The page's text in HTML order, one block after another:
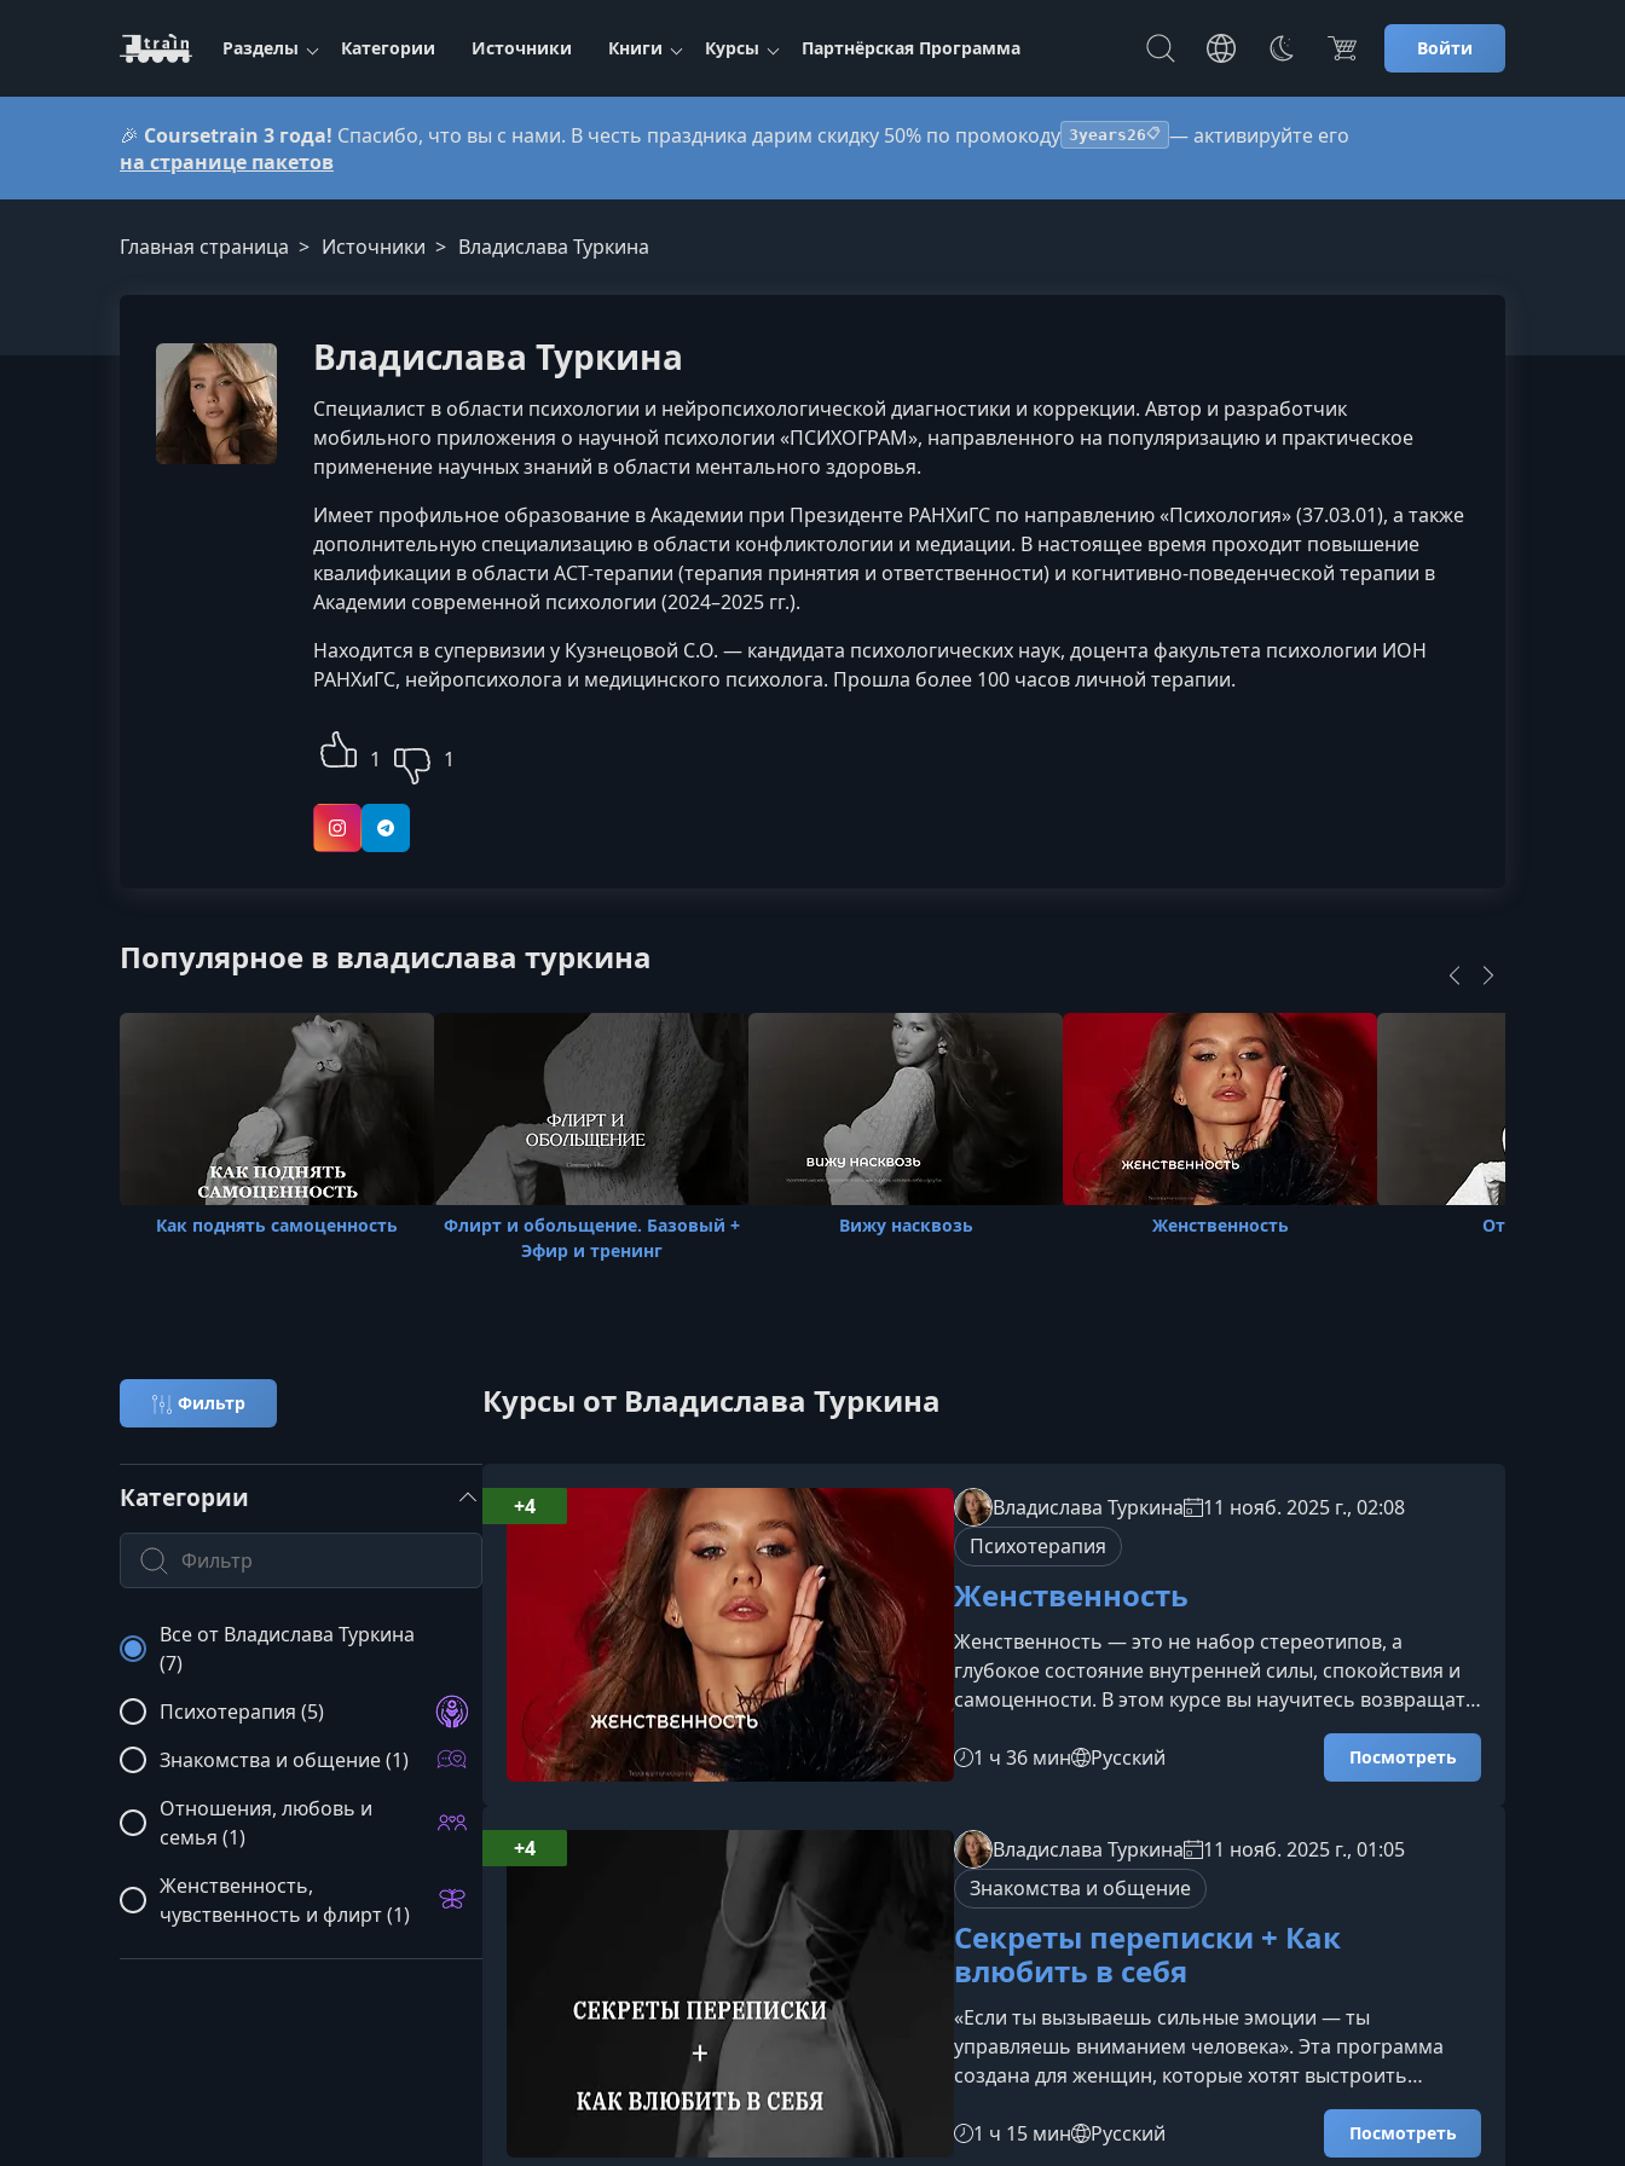
Разделы Категории Источники Книги Курсы Партнёрская Программа Войти
🎉 Coursetrain 3 года! Спасибо, что вы с нами. В честь праздника дарим скидку 50% по промокоду 3years26📋 — активируйте его
на странице пакетов
Главная страница Источники Владислава Туркина
Владислава Туркина
Специалист в области психологии и нейропсихологической диагностики и коррекции. Автор и разработчик
мобильного приложения о научной психологии «ПСИХОГРАМ», направленного на популяризацию и практическое
применение научных знаний в области ментального здоровья.
Имеет профильное образование в Академии при Президенте РАНХиГС по направлению «Психология» (37.03.01), а также
дополнительную специализацию в области конфликтологии и медиации. В настоящее время проходит повышение
квалификации в области ACT-терапии (терапия принятия и ответственности) и когнитивно-поведенческой терапии в
Академии современной психологии (2024–2025 гг.).
Находится в супервизии у Кузнецовой С.О. — кандидата психологических наук, доцента факультета психологии ИОН
РАНХиГС, нейропсихолога и медицинского психолога. Прошла более 100 часов личной терапии.
1 1
InstagramTelegram
Популярное в владислава туркина
Как поднять самоценность
Флирт и обольщение. Базовый +
Эфир и тренинг
Вижу насквозь Женственность Отношения
Фильтр Курсы от Владислава Туркина
Категории
Поиск по категории
Все от Владислава Туркина
(7)
Психотерапия (5)
Знакомства и общение (1)
Отношения, любовь и
семья (1)
Женственность,
чувственность и флирт (1)
Владислава Туркина
11 нояб. 2025 г., 02:08
Психотерапия
Женственность
Женственность — это не набор стереотипов, а
глубокое состояние внутренней силы, спокойствия и
самоценности. В этом курсе вы научитесь возвращать
опору в себя, слышать свои желания и выстраивать
отношения без страха, вины и зависимости.Для кого
предназначена программаКурс подойдёт тем, кто
ощущает потерю связи с собой. Он будет особенно
полезен, если вы: зависите от оценки партнёра или
окружающих;
1 ч 36 мин Русский Посмотреть
+4
Владислава Туркина
11 нояб. 2025 г., 01:05
Знакомства и общение
Секреты переписки + Как
влюбить в себя
«Если ты вызываешь сильные эмоции — ты
управляешь вниманием человека». Эта программа
создана для женщин, которые хотят выстроить
зрелые, осознанные и по‑настоящему притягательные
отношения без манипуляций и игр.О чем эта
1 ч 15 мин Русский Посмотреть
+4